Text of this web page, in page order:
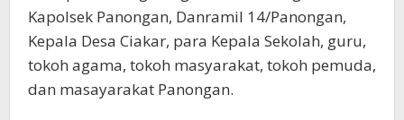
Kapolsek Panongan, Danramil 14/Panongan,
Kepala Desa Ciakar, para Kepala Sekolah, guru,
tokoh agama, tokoh masyarakat, tokoh pemuda,
dan masayarakat Panongan.